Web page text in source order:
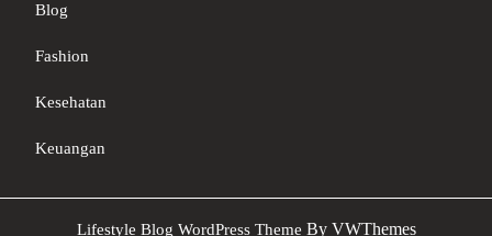
Blog
Fashion
Kesehatan
Keuangan
Lifestyle Blog WordPress Theme By VWThemes